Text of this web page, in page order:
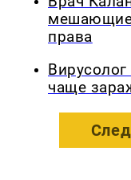
мешающие
права
чаще